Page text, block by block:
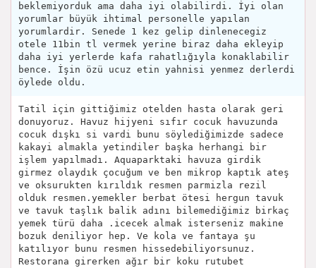
beklemiyorduk ama daha iyi olabilirdi. İyi olan
yorumlar büyük ihtimal personelle yapılan
yorumlardir. Senede 1 kez gelip dinlenecegiz
otele 11bin tl vermek yerine biraz daha ekleyip
daha iyi yerlerde kafa rahatlığıyla konaklabilir
bence. İşin özü ucuz etin yahnisi yenmez derlerdi
öylede oldu.
Tatil için gittiğimiz otelden hasta olarak geri
donuyoruz. Havuz hijyeni sıfır cocuk havuzunda
cocuk dışkı si vardi bunu söylediğimizde sadece
kakayi almakla yetindiler başka herhangi bir
işlem yapılmadı. Aquaparktaki havuza girdik
girmez olaydık çocuğum ve ben mikrop kaptık ateş
ve oksurukten kırıldık resmen parmizla rezil
olduk resmen.yemekler berbat ötesi hergun tavuk
ve tavuk taşlık balik adını bilemediğimiz birkaç
yemek türü daha .icecek almak isterseniz makine
bozuk deniliyor hep. Ve kola ve fantaya şu
katılıyor bunu resmen hissedebiliyorsunuz.
Restorana girerken ağır bir koku rutubet